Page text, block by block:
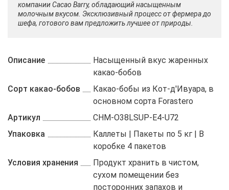
компании Cacao Barry, обладающий насыщенным
молочным вкусом. Эксклюзивный процесс от фермера до
шефа, готового вам предложить лучшее от природы.
Описание
Насыщенный вкус жаренных
какао-бобов
Сорт какао-бобов
Какао-бобы из Кот-д'Ивуара, в
основном сорта Forastero
Артикул
CHM-O38LSUP-E4-U72
Упаковка
Каллеты | Пакеты по 5 кг | В
коробке 4 пакетов
Условия хранения
Продукт хранить в чистом,
сухом помещении без
посторонних запахов и